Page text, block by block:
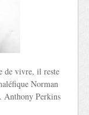
de vivre, il reste
Norman
Anthony Perkins